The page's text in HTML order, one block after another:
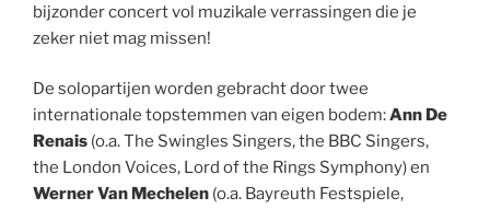
bijzonder concert vol muzikale verrassingen die je
zeker niet mag missen!
De solopartijen worden gebracht door twee
internationale topstemmen van eigen bodem:Ann De
Renais (o.a. The Swingles Singers, the BBC Singers,
the London Voices, Lord of the Rings Symphony) en
Werner Van Mechelen (o.a. Bayreuth Festspiele,